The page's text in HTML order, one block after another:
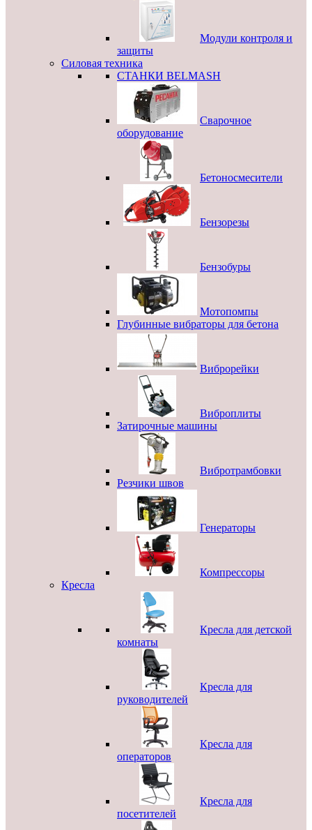
Модули контроля и
защиты
Силовая техника
СТАНКИ BELMASH
Сварочное
оборудование
Бетоносмесители
Бензорезы
Бензобуры
Мотопомпы
Глубинные вибраторы для бетона
Виброрейки
Виброплиты
Затирочные машины
Вибротрамбовки
Резчики швов
Генераторы
Компрессоры
Кресла
Кресла для детской
комнаты
Кресла для
руководителей
Кресла для
операторов
Кресла для
посетителей